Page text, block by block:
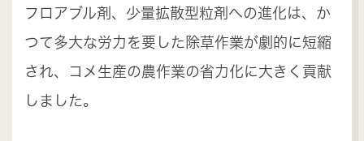
フロアブル剤、少量拡散型粒剤への進化は、か
つて多大な労力を要した除草作業が劇的に短縮
され、コメ生産の農作業の省力化に大きく貢献
しました。